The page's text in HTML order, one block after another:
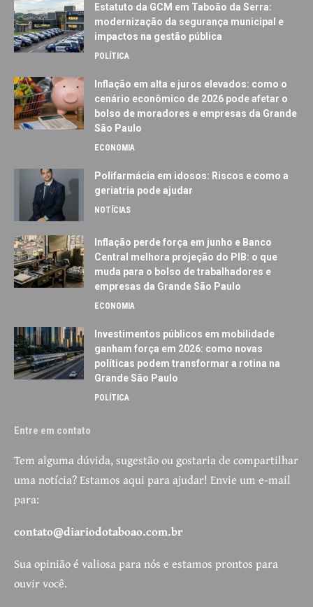
Estatuto da GCM em Taboão da Serra:
modernização da segurança municipal e
impactos na gestão pública
POLÍTICA
Inflação em alta e juros elevados: como o
cenário econômico de 2026 pode afetar o
bolso de moradores e empresas da Grande
São Paulo
ECONOMIA
Polifarmácia em idosos: Riscos e como a
geriatria pode ajudar
NOTÍCIAS
Inflação perde força em junho e Banco
Central melhora projeção do PIB: o que
muda para o bolso de trabalhadores e
empresas da Grande São Paulo
ECONOMIA
Investimentos públicos em mobilidade
ganham força em 2026: como novas
políticas podem transformar a rotina na
Grande São Paulo
POLÍTICA
Entre em contato
Tem alguma dúvida, sugestão ou gostaria de compartilhar
uma notícia? Estamos aqui para ajudar! Envie um e-mail
para:
contato@diariodotaboao.com.br
Sua opinião é valiosa para nós e estamos prontos para
ouvir você.